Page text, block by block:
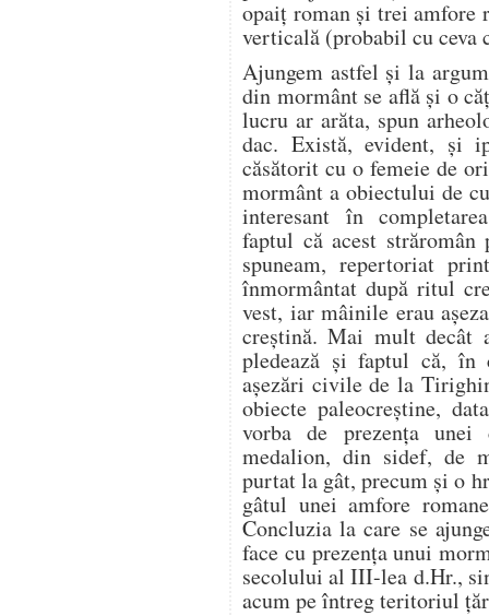
opaiţ roman şi trei amfore
verticală (probabil cu
Ajungem astfel și la
din mormânt se află şi o
lucru ar arăta, spun
dac. Există, evident, şi
căsătorit cu o femeie de
mormânt a obiectului de
interesant în
faptul că acest străromân
spuneam, repertoriat
înmormântat după ritul
vest, iar mâinile erau
creştină. Mai mult decât
pledează şi faptul că, în
aşezări civile de la
obiecte paleocreştine,
vorba de prezenţa
medalion, din sidef, de
purtat la gât, precum şi o
gâtul unei amfore
Concluzia la care se
face cu prezenţa unui
secolului al III-lea d.Hr.,
acum pe întreg teritoriul